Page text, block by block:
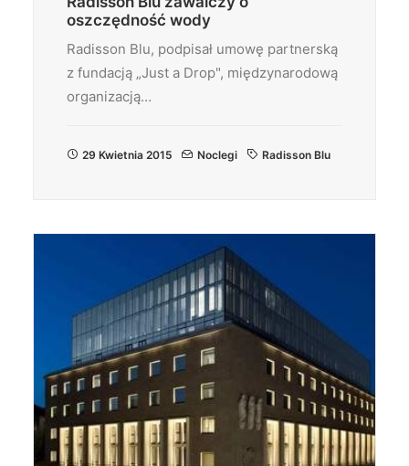
oszczędność wody
Radisson Blu, podpisał umowę partnerską
z fundacją „Just a Drop", międzynarodową
organizacją…
29 Kwietnia 2015 Noclegi Radisson Blu